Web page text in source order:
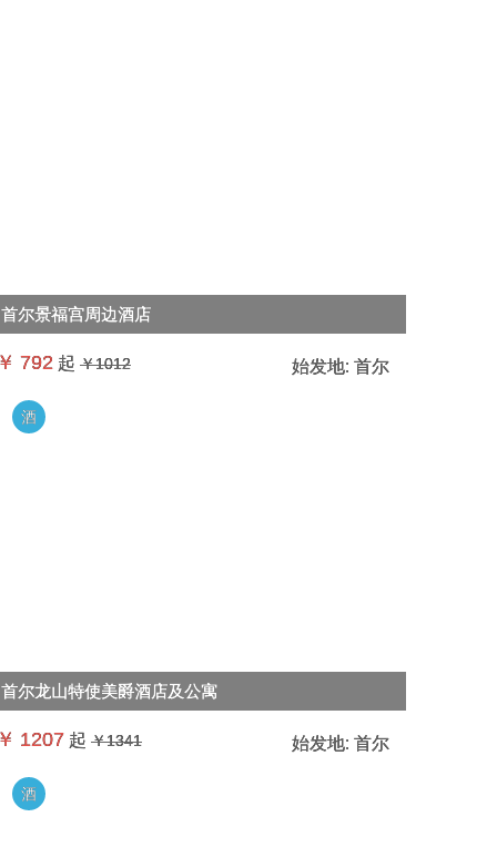
首尔景福宫周边酒店
792 起 ￥1012 始发地: 首尔
酒
首尔龙山特使美爵酒店及公寓
1207 起 ￥1341 始发地: 首尔
酒